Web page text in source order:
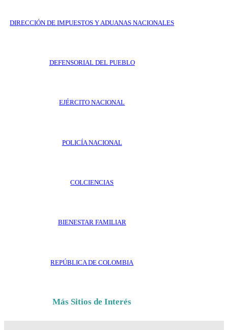
DIRECCIÓN DE IMPUESTOS Y ADUANAS NACIONALES
DEFENSORIAL DEL PUEBLO
EJÉRCITO NACIONAL
POLICÍA NACIONAL
COLCIENCIAS
BIENESTAR FAMILIAR
REPÚBLICA DE COLOMBIA
Más Sitios de Interés